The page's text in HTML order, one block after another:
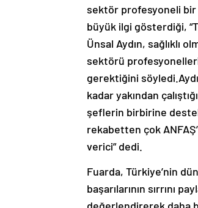
sektör profesyoneli bir
büyük ilgi gösterdiği,
Ünsal Aydın, sağlıklı
sektörü
gerektiğini
kadar yakından
şeflerin birbirine
rekabetten çok
verici” dedi.
Fuarda, Türkiye’nin
başarılarının sırrını